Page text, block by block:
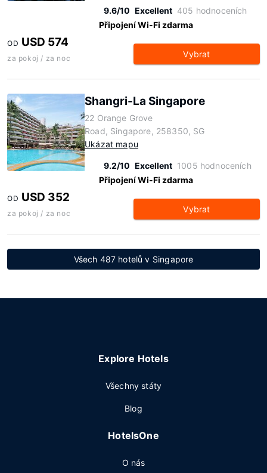
9.6/10 Excellent 405 hodnoceních
Připojení Wi-Fi zdarma
OD USD 574
za pokoj / za noc Vybrat
Shangri-La Singapore
22 Orange Grove
Road, Singapore, 258350, SG
Ukázat mapu
9.2/10 Excellent 1005 hodnoceních
Připojení Wi-Fi zdarma
OD USD 352
za pokoj / za noc Vybrat
Všech 487 hotelů v Singapore
Explore Hotels
Všechny státy
Blog
HotelsOne
O nás